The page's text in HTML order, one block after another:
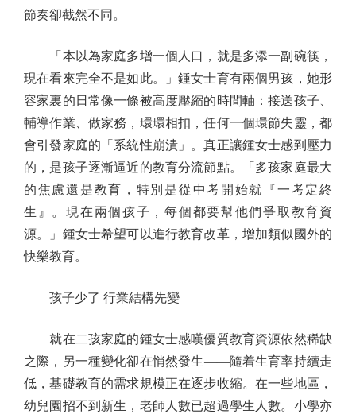
節奏卻截然不同。
「本以為家庭多增一個人口，就是多添一副碗筷，
現在看來完全不是如此。」鍾女士育有兩個男孩，她形
容家裏的日常像一條被高度壓縮的時間軸：接送孩子、
輔導作業、做家務，環環相扣，任何一個環節失靈，都
會引發家庭的「系統性崩潰」。真正讓鍾女士感到壓力
的，是孩子逐漸逼近的教育分流節點。「多孩家庭最大
的焦慮還是教育，特別是從中考開始就『一考定終
生』。現在兩個孩子，每個都要幫他們爭取教育資
源。」鍾女士希望可以進行教育改革，增加類似國外的
快樂教育。
孩子少了 行業結構先變
就在二孩家庭的鍾女士感嘆優質教育資源依然稀缺
之際，另一種變化卻在悄然發生——隨着生育率持續走
低，基礎教育的需求規模正在逐步收縮。在一些地區，
幼兒園招不到新生，老師人數已超過學生人數。小學亦